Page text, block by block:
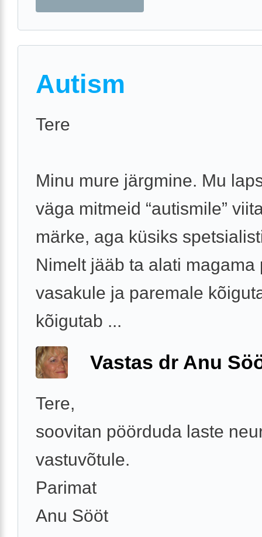
Autism
Tere
Minu mure järgmine. Mu
väga mitmeid “autismile”
märke, aga küsiks
Nimelt jääb ta alati magama
vasakule ja paremale
kõigutab ...
Vastas dr Anu
Tere,
soovitan pöörduda laste
vastuvõtule.
Parimat
Anu Sööt